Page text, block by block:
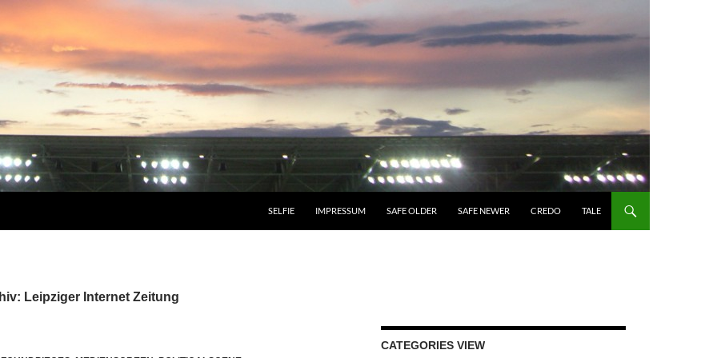
SELFIE IMPRESSUM SAFE OLDER SAFE NEWER CREDO TALE
Leipziger Internet Zeitung
CATEGORIES VIEW